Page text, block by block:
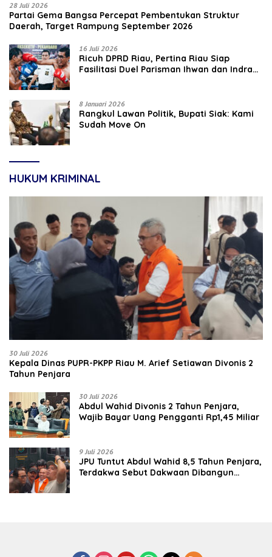
28 Juli 2026
Partai Gema Bangsa Percepat Pembentukan Struktur
Daerah, Target Rampung September 2026
16 Juli 2026
‎Ricuh DPRD Riau, Pertina Riau Siap
Fasilitasi Duel Parisman Ihwan dan Indra
8 Januari 2026
Rangkul Lawan Politik, Bupati Siak: Kami
Sudah Move On
HUKUM KRIMINAL
30 Juli 2026
Kepala Dinas PUPR-PKPP Riau M. Arief Setiawan Divonis 2
Tahun Penjara
30 Juli 2026
‎‎Abdul Wahid Divonis 2 Tahun Penjara,
Wajib Bayar Uang Pengganti Rp1,45 Miliar
9 Juli 2026
JPU Tuntut Abdul Wahid 8,5 Tahun Penjara,
Terdakwa Sebut Dakwaan Dibangun